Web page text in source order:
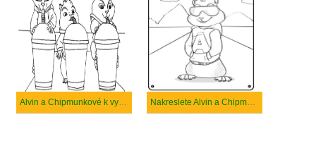
Alvin a Chipmunkové k vytisknutí Nakreslete Alvin a Chipmunkové děti